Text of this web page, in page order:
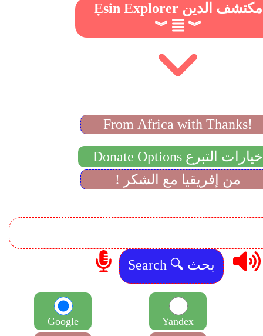
Ẹsin Explorer مكتشف الدين
︾
︾
From Africa with Thanks!
Donate Options خيارات التبرع
! من إفريقيا مع الشكر
Google Yandex